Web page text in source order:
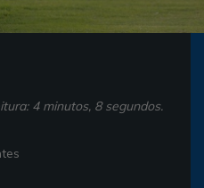
4 minutos, 8 segundos.